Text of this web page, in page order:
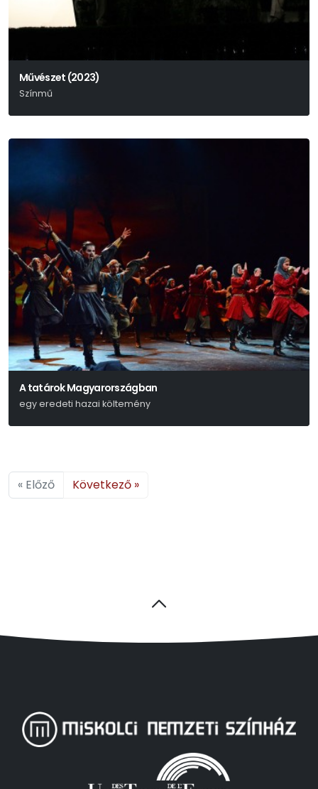
Művészet (2023)
Színmű
A tatárok Magyarországban
egy eredeti hazai költemény
« Előző Következő »